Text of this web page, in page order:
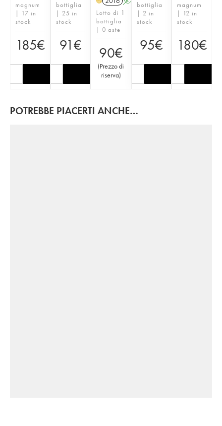
magnum
| 17 in
stock
185€
bottiglia
| 25 in
stock
91€
Lotto di 1
bottiglia
| 0 aste
90€
(Prezzo di
riserva)
bottiglia
| 2 in
stock
95€
magnum
| 12 in
stock
180€
POTREBBE PIACERTI ANCHE…